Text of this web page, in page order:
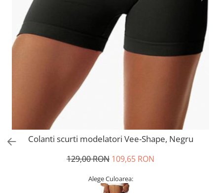
Colanti scurti modelatori Vee-Shape, Negru
129,00 RON 109,65 RON
Alege Culoarea: